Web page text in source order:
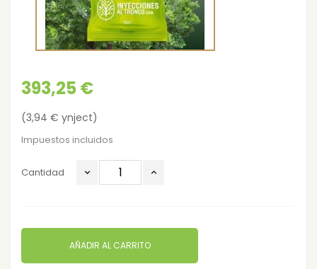
393,25 €
(3,94 € ynject)
Impuestos incluidos
Cantidad
AÑADIR AL CARRITO